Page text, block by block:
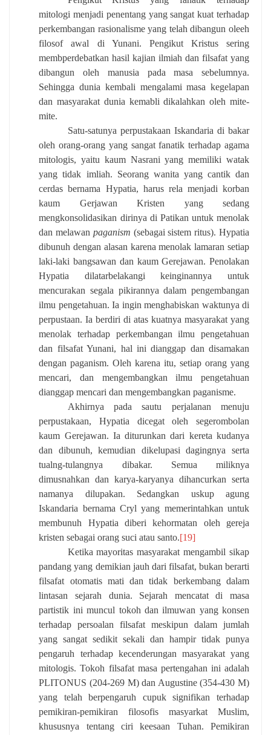
mitologi menjadi penentang yang sangat kuat terhadap
perkembangan rasionalisme yang telah dibangun oleeh
filosof awal di Yunani. Pengikut Kristus sering
membperdebatkan hasil kajian ilmiah dan filsafat yang
dibangun oleh manusia pada masa sebelumnya.
Sehingga dunia kembali mengalami masa kegelapan
dan masyarakat dunia kemabli dikalahkan oleh mite-
mite.
Satu-satunya perpustakaan Iskandaria di bakar
oleh orang-orang yang sangat fanatik terhadap agama
mitologis, yaitu kaum Nasrani yang memiliki watak
yang tidak imliah. Seorang wanita yang cantik dan
cerdas bernama Hypatia, harus rela menjadi korban
kaum Gerjawan Kristen yang sedang
mengkonsolidasikan dirinya di Patikan untuk menolak
dan melawan paganism (sebagai sistem ritus). Hypatia
dibunuh dengan alasan karena menolak lamaran setiap
laki-laki bangsawan dan kaum Gerejawan. Penolakan
Hypatia dilatarbelakangi keinginannya untuk
mencurakan segala pikirannya dalam pengembangan
ilmu pengetahuan. Ia ingin menghabiskan waktunya di
perpustaan. Ia berdiri di atas kuatnya masyarakat yang
menolak terhadap perkembangan ilmu pengetahuan
dan filsafat Yunani, hal ini dianggap dan disamakan
dengan paganism. Oleh karena itu, setiap orang yang
mencari, dan mengembangkan ilmu pengetahuan
dianggap mencari dan mengembangkan paganisme.
Akhirnya pada sautu perjalanan menuju
perpustakaan, Hypatia dicegat oleh segerombolan
kaum Gerejawan. Ia diturunkan dari kereta kudanya
dan dibunuh, kemudian dikelupasi dagingnya serta
tualng-tulangnya dibakar. Semua miliknya
dimusnahkan dan karya-karyanya dihancurkan serta
namanya dilupakan. Sedangkan uskup agung
Iskandaria bernama Cryl yang memerintahkan untuk
membunuh Hypatia diberi kehormatan oleh gereja
kristen sebagai orang suci atau santo.[19]
Ketika mayoritas masyarakat mengambil sikap
pandang yang demikian jauh dari filsafat, bukan berarti
filsafat otomatis mati dan tidak berkembang dalam
lintasan sejarah dunia. Sejarah mencatat di masa
partistik ini muncul tokoh dan ilmuwan yang konsen
terhadap persoalan filsafat meskipun dalam jumlah
yang sangat sedikit sekali dan hampir tidak punya
pengaruh terhadap kecenderungan masyarakat yang
mitologis. Tokoh filsafat masa pertengahan ini adalah
PLITONUS (204-269 M) dan Augustine (354-430 M)
yang telah berpengaruh cupuk signifikan terhadap
pemikiran-pemikiran filosofis masyarkat Muslim,
khususnya tentang ciri keesaan Tuhan. Pemikiran